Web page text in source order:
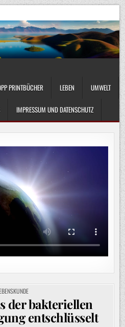
PRINTBÜCHER LEBEN UMWELT
IMPRESSUM UND DATENSCHUTZ
der bakteriellen
entschlüsselt